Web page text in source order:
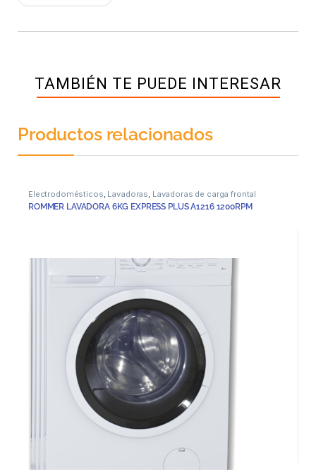
TAMBIÉN TE PUEDE INTERESAR
Productos relacionados
Electrodomésticos Lavadoras Lavadoras de carga frontal
ROMMER LAVADORA 6KG EXPRESS PLUS A1216 1200RPM